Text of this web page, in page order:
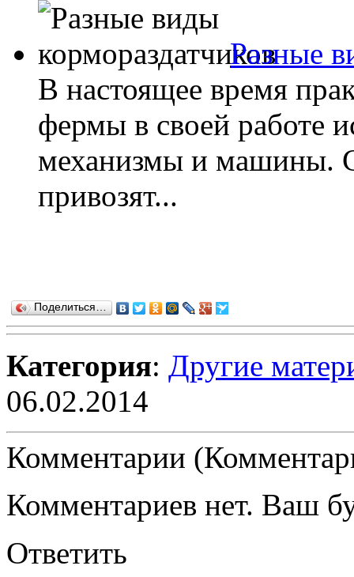
Разные
В настоящее время
фермы в своей работе
механизмы и машины.
привозят...
Поделиться…
Категория: Другие
06.02.2014
Комментарии
Комментариев нет. Ваш
Ответить